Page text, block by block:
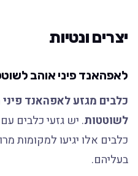
יצרים ונטיות
לאפהאנד פיני אוהב
כלבים מגזע לאפהאנד
לשוטטות. יש גזעי כלבים
כלבים אלו יגיעו למקומות
בעליהם.